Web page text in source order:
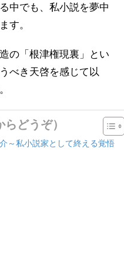
中でも、私小説を夢中
す。
の「根津権現裏」とい
べき天啓を感じて以
どうぞ）
～私小説家として終える覚悟